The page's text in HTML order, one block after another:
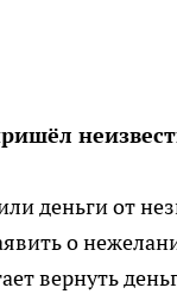
деньги от
о
вернуть